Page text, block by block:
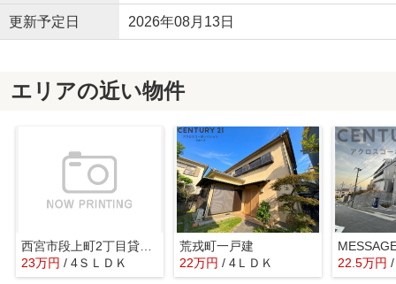
更新予定日 2026年08月13日
エリアの近い物件
西宮市段上町2丁目貸戸建
23万円 / 4ＳＬＤＫ
荒戎町一戸建
22万円/ 4ＬＤＫ
22.5万円